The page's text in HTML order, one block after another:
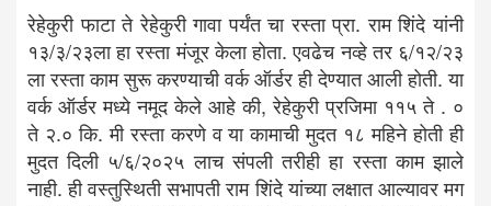
रेहेकुरी फाटा ते रेहेकुरी गावा पर्यंत चा रस्ता प्रा. राम शिंदे यांनी
१३/३/२३ला हा रस्ता मंजूर केला होता. एवढेच नव्हे तर ६/१२/२३
ला रस्ता काम सुरू करण्याची वर्क ऑर्डर ही देण्यात आली होती. या
वर्क ऑर्डर मध्ये नमूद केले आहे की, रेहेकुरी प्रजिमा ११५ ते . ०
ते २.० कि. मी रस्ता करणे व या कामाची मुदत १८ महिने होती ही
मुदत दिली ५/६/२०२५ लाच संपली तरीही हा रस्ता काम झाले
नाही. ही वस्तुस्थिती सभापती राम शिंदे यांच्या लक्षात आल्यावर मग